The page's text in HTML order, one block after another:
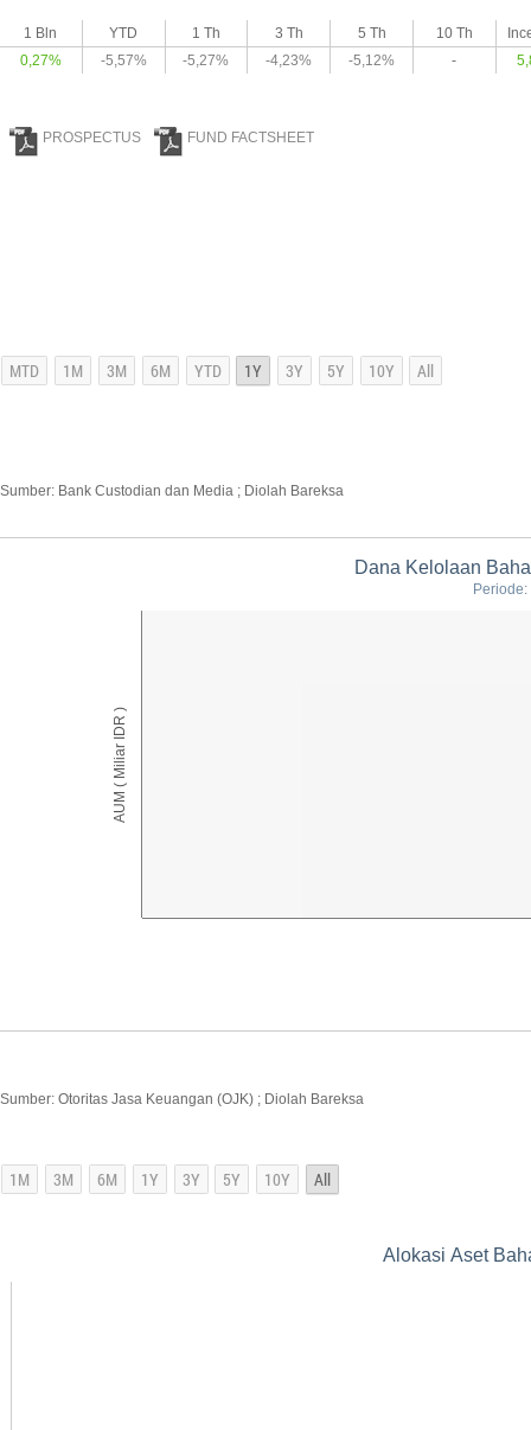
1 Bln YTD 1 Th 3 Th 5 Th 10 Th
0,27%
-5,57% -5,27% -4,23% -5,12% -
PROSPECTUS FUND FACTSHEET
Sumber: Bank Custodian dan Media ; Diolah Bareksa
AUM ( Miliar IDR )
Dana Kelolaan
Sumber: Otoritas Jasa Keuangan (OJK) ; Diolah Bareksa
Alokasi Aset